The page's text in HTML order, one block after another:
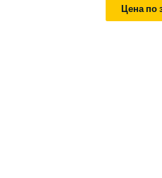
Цена по